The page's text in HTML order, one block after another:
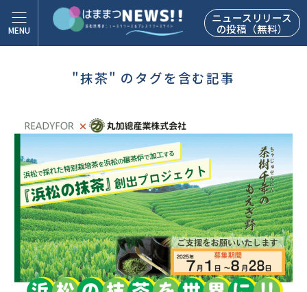
ニュースリリース
の投稿（無料）
"抹茶" のタグを含む記事